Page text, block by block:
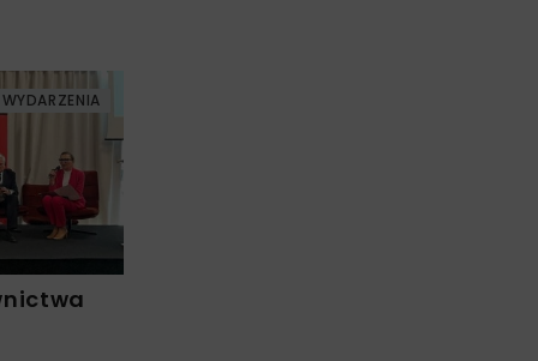
WYDARZENIA